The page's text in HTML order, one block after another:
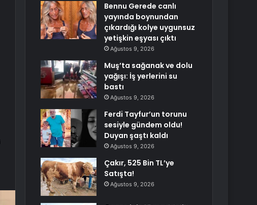
Bennu Gerede canlı
yayında boynundan
çıkardığı kolye uygunsuz
yetişkin eşyası çıktı
Ağustos 9, 2026
Muş’ta sağanak ve dolu
yağışı: İş yerlerini su
bastı
Ağustos 9, 2026
Ferdi Tayfur’un torunu
sesiyle gündem oldu!
Duyan şaştı kaldı
Ağustos 9, 2026
Çakır, 525 Bin TL’ye
Satışta!
Ağustos 9, 2026